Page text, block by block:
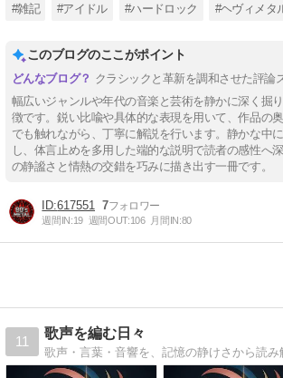
#雑記 #アイドル #ハードロック #ヘヴィメタ
このブログのここがポイント
クラシックと革新を調和させた評論
幅広いジャンルや年代の音楽と芸術を静かに深く掘
徴です。鋭い比喩や具体的な表現を用いて、作品の
でも触れながら、丁寧に解説を行います。静かな中
し、体言止めを多用した端的な説明で読者の感性へ
の静謐さと情熱の交錯を巧みに描き出す一冊です。
617551 7
週間IN:19 週間OUT:106 月間IN:80
11
歌声を編む日々
歌声・言葉・音響を、記憶の静けさから読み